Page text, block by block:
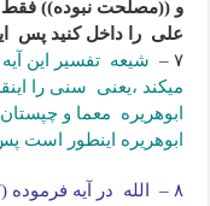
و ((مصلحت نبوده)) فقط
علی را داخل کنید پس
۷ –
شیعه تفسیر این
میکند ،یعنی سنی را
ابوهریره معما و
ابوهریره اینطور
۸ – الله در آیه